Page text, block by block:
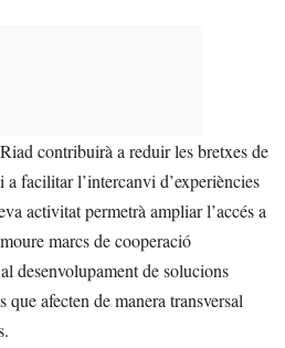
contribuirà a reduir les bretxes de
a facilitar l’intercanvi d’experiències
activitat permetrà ampliar l’accés a
marcs de cooperació
desenvolupament de solucions
afecten de manera transversal